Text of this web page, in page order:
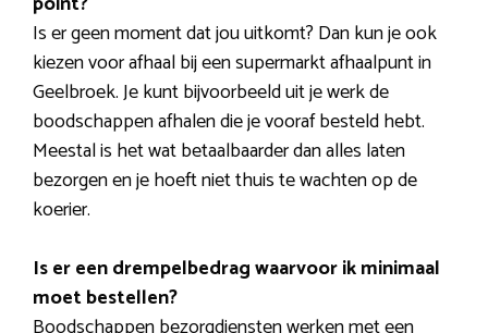
Is er geen moment dat jou uitkomt? Dan kun je ook
kiezen voor afhaal bij een supermarkt afhaalpunt in
Geelbroek. Je kunt bijvoorbeeld uit je werk de
boodschappen afhalen die je vooraf besteld hebt.
Meestal is het wat betaalbaarder dan alles laten
bezorgen en je hoeft niet thuis te wachten op de
koerier.
Is er een drempelbedrag waarvoor ik minimaal
moet bestellen?